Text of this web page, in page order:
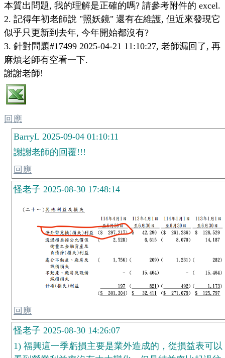
本質出問題, 我的理解是正確的嗎? 請參考附件的 excel.
2. 記得年初老師說 "照妖鏡" 還有在維護, 但近來發現它
似乎只更新到去年, 今年開始都沒有?
3. 針對問題#17499 2025-04-21 11:10:27, 老師漏回了, 再
麻煩老師有空看一下.
謝謝老師!
回應
BarryL 2025-09-04 01:10:11
謝謝老師的回覆!!!
回應
怪老子 2025-08-30 17:48:14
回應
怪老子 2025-08-30 14:26:07
1) 福興這一季虧損主要是業外造成的，從損益表可以